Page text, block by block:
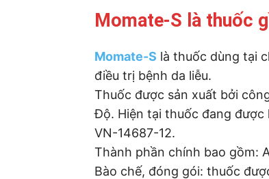
Momate-S là thuốc
Momate-S là thuốc dùng tại
điều trị bệnh da liễu.
Thuốc được sản xuất bởi
Độ. Hiện tại thuốc đang
VN-14687-12.
Thành phần chính bao gồm:
Bào chế, đóng gói: thuốc